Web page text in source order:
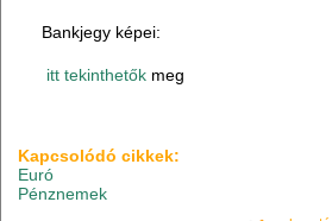
Bankjegy képei:
itt tekinthetők meg
Kapcsolódó cikkek:
Euró
Pénznemek